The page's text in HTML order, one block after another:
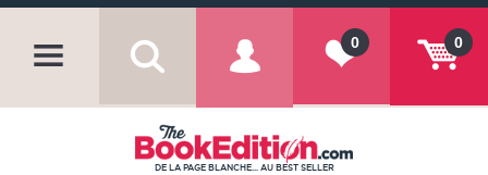
0
0
DE LA PAGE BLANCHE... AU BEST SELLER